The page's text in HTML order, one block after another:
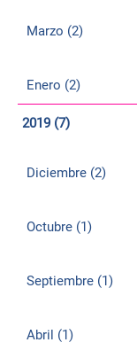
Marzo (2)
Enero (2)
2019 (7)
Diciembre (2)
Octubre (1)
Septiembre (1)
Abril (1)